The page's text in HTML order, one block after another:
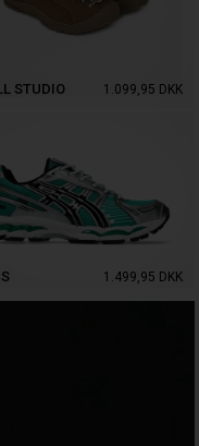
STUDIO 1.099,95 DKK
1.499,95 DKK